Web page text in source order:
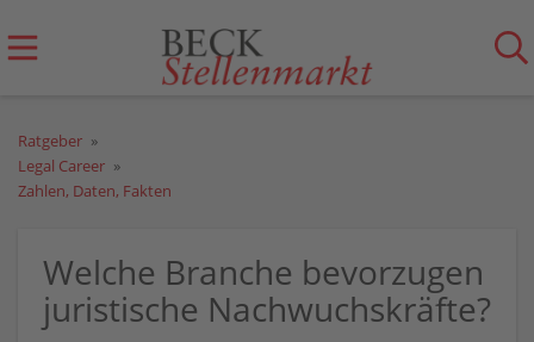
Ratgeber
Legal Career
Zahlen, Daten, Fakten
Welche Branche bevorzugen
juristische Nachwuchskräfte?